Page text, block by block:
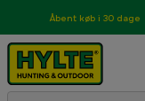
Åbent køb i 30 dage